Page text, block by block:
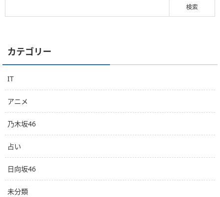
カテゴリー
IT
アニメ
乃木坂46
占い
日向坂46
未分類